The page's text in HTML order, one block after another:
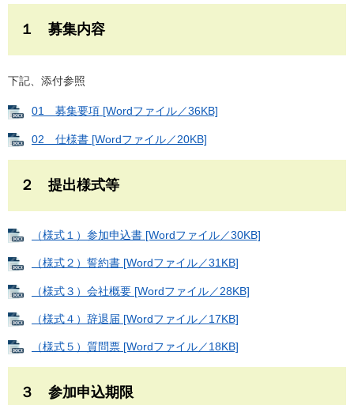
１ 募集内容
下記、添付参照
01 募集要項 [Wordファイル／36KB]
02 仕様書 [Wordファイル／20KB]
２ 提出様式等
（様式１）参加申込書 [Wordファイル／30KB]
（様式２）誓約書 [Wordファイル／31KB]
（様式３）会社概要 [Wordファイル／28KB]
（様式４）辞退届 [Wordファイル／17KB]
（様式５）質問票 [Wordファイル／18KB]
３ 参加申込期限